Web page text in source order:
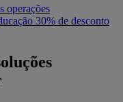
operações
30% de desconto